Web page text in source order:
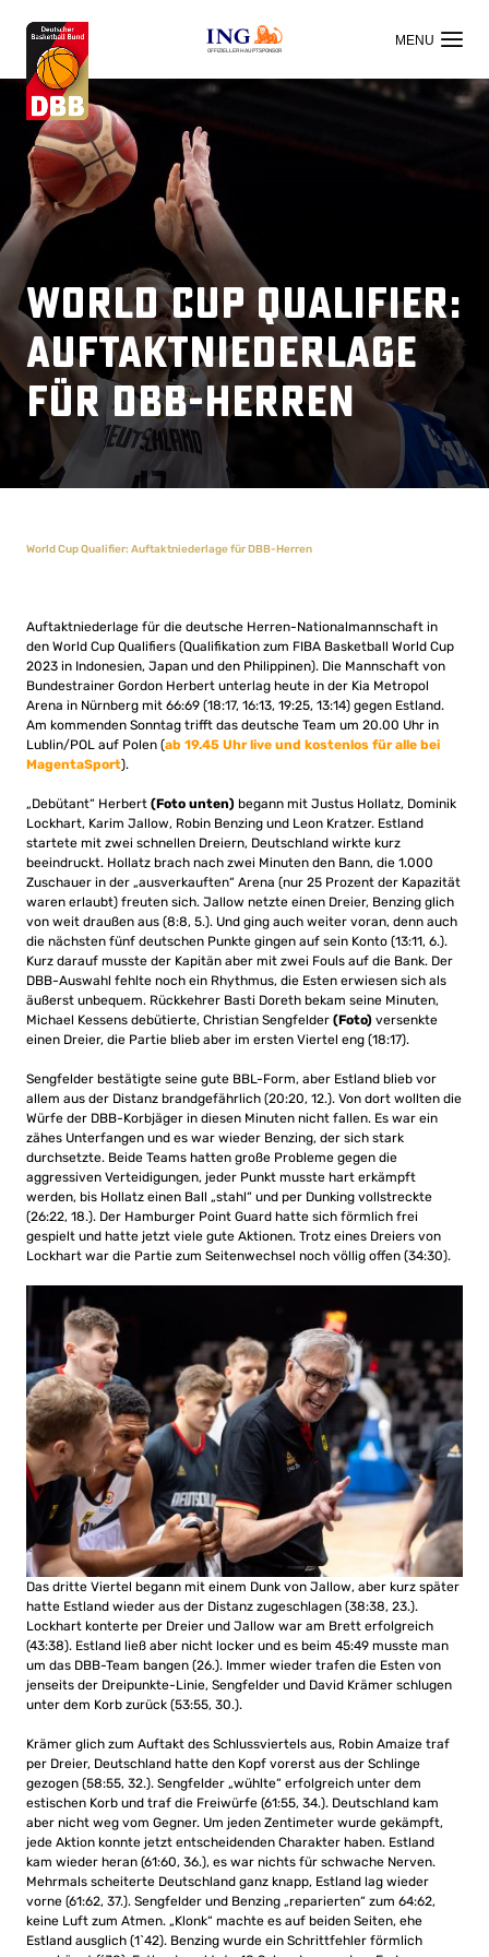
OFFIZIELLER HAUPTSPONSOR
World Cup Qualifier:
Auftaktniederlage
für DBB-Herren
World Cup Qualifier: Auftaktniederlage für DBB-Herren
Auftaktniederlage für die deutsche Herren-Nationalmannschaft in
den World Cup Qualifiers (Qualifikation zum FIBA Basketball World Cup
2023 in Indonesien, Japan und den Philippinen). Die Mannschaft von
Bundestrainer Gordon Herbert unterlag heute in der Kia Metropol
Arena in Nürnberg mit 66:69 (18:17, 16:13, 19:25, 13:14) gegen Estland.
Am kommenden Sonntag trifft das deutsche Team um 20.00 Uhr in
Lublin/POL auf Polen (ab 19.45 Uhr live und kostenlos für alle bei
MagentaSport).
„Debütant“ Herbert (Foto unten) begann mit Justus Hollatz, Dominik
Lockhart, Karim Jallow, Robin Benzing und Leon Kratzer. Estland
startete mit zwei schnellen Dreiern, Deutschland wirkte kurz
beeindruckt. Hollatz brach nach zwei Minuten den Bann, die 1.000
Zuschauer in der „ausverkauften“ Arena (nur 25 Prozent der Kapazität
waren erlaubt) freuten sich. Jallow netzte einen Dreier, Benzing glich
von weit draußen aus (8:8, 5.). Und ging auch weiter voran, denn auch
die nächsten fünf deutschen Punkte gingen auf sein Konto (13:11, 6.).
Kurz darauf musste der Kapitän aber mit zwei Fouls auf die Bank. Der
DBB-Auswahl fehlte noch ein Rhythmus, die Esten erwiesen sich als
äußerst unbequem. Rückkehrer Basti Doreth bekam seine Minuten,
Michael Kessens debütierte, Christian Sengfelder (Foto) versenkte
einen Dreier, die Partie blieb aber im ersten Viertel eng (18:17).
Sengfelder bestätigte seine gute BBL-Form, aber Estland blieb vor
allem aus der Distanz brandgefährlich (20:20, 12.). Von dort wollten die
Würfe der DBB-Korbjäger in diesen Minuten nicht fallen. Es war ein
zähes Unterfangen und es war wieder Benzing, der sich stark
durchsetzte. Beide Teams hatten große Probleme gegen die
aggressiven Verteidigungen, jeder Punkt musste hart erkämpft
werden, bis Hollatz einen Ball „stahl“ und per Dunking vollstreckte
(26:22, 18.). Der Hamburger Point Guard hatte sich förmlich frei
gespielt und hatte jetzt viele gute Aktionen. Trotz eines Dreiers von
Lockhart war die Partie zum Seitenwechsel noch völlig offen (34:30).
Das dritte Viertel begann mit einem Dunk von Jallow, aber kurz später
hatte Estland wieder aus der Distanz zugeschlagen (38:38, 23.).
Lockhart konterte per Dreier und Jallow war am Brett erfolgreich
(43:38). Estland ließ aber nicht locker und es beim 45:49 musste man
um das DBB-Team bangen (26.). Immer wieder trafen die Esten von
jenseits der Dreipunkte-Linie, Sengfelder und David Krämer schlugen
unter dem Korb zurück (53:55, 30.).
Krämer glich zum Auftakt des Schlussviertels aus, Robin Amaize traf
per Dreier, Deutschland hatte den Kopf vorerst aus der Schlinge
gezogen (58:55, 32.). Sengfelder „wühlte“ erfolgreich unter dem
estischen Korb und traf die Freiwürfe (61:55, 34.). Deutschland kam
aber nicht weg vom Gegner. Um jeden Zentimeter wurde gekämpft,
jede Aktion konnte jetzt entscheidenden Charakter haben. Estland
kam wieder heran (61:60, 36.), es war nichts für schwache Nerven.
Mehrmals scheiterte Deutschland ganz knapp, Estland lag wieder
vorne (61:62, 37.). Sengfelder und Benzing „reparierten“ zum 64:62,
keine Luft zum Atmen. „Klonk“ machte es auf beiden Seiten, ehe
Estland ausglich (1`42). Benzing wurde ein Schrittfehler förmlich